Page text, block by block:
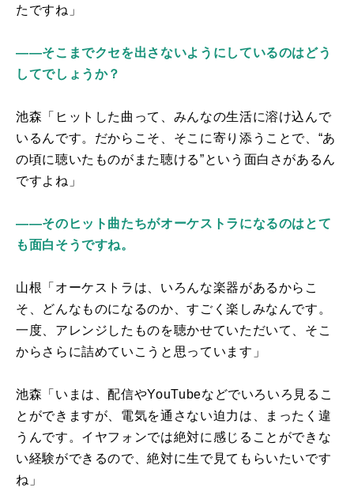
たですね」
――そこまでクセを出さないようにしているのはどう
してでしょうか？
池森「ヒットした曲って、みんなの生活に溶け込んで
いるんです。だからこそ、そこに寄り添うことで、“あ
の頃に聴いたものがまた聴ける”という面白さがあるん
ですよね」
――そのヒット曲たちがオーケストラになるのはとて
も面白そうですね。
山根「オーケストラは、いろんな楽器があるからこ
そ、どんなものになるのか、すごく楽しみなんです。
一度、アレンジしたものを聴かせていただいて、そこ
からさらに詰めていこうと思っています」
池森「いまは、配信やYouTubeなどでいろいろ見るこ
とができますが、電気を通さない迫力は、まったく違
うんです。イヤフォンでは絶対に感じることができな
い経験ができるので、絶対に生で見てもらいたいです
ね」